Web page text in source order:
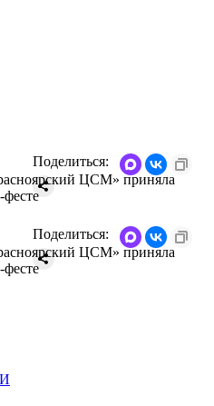
ЦСМ» приняла
Поделиться:
ЦСМ» приняла
Поделиться: